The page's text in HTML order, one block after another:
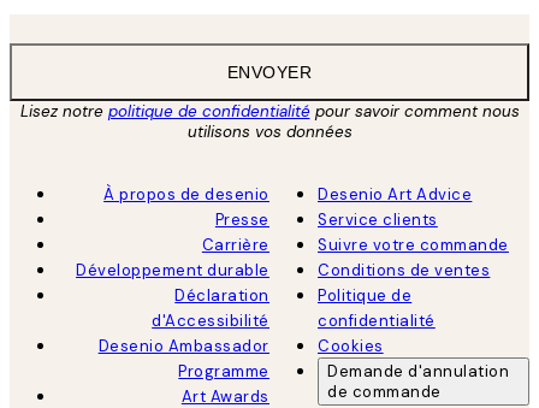
ENVOYER
Lisez notre politique de confidentialitépour savoir comment nous
utilisons vos données
À propos de desenio
Presse
Carrière
Développement durable
Déclaration
d'Accessibilité
Desenio Ambassador
Programme
Art Awards
Desenio Art Advice
Service clients
Suivre votre commande
Conditions de ventes
Politique de
confidentialité
Cookies
Demande d'annulation
de commande